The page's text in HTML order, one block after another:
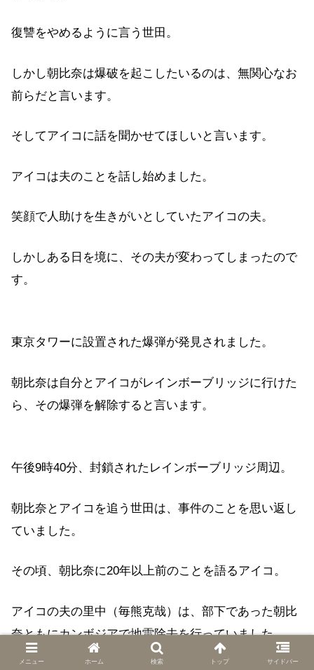
復讐をやめるように言う世田。
しかし朝比奈は爆破を起こしたいるのは、無関心なお
前らだと言います。
そしてアイコに話を聞かせてほしいと言います。
アイコは夫のことを話し始めました。
笑顔で人助けを生きがいとしていたアイコの夫。
しかしある日を境に、その夫が変わってしまったので
す。
東京タワーに設置された爆弾が発見されました。
朝比奈は自分とアイコがレインボーブリッジに行けた
ら、その爆弾を解除すると言います。
午後9時40分、封鎖されたレインボーブリッジ周辺。
朝比奈とアイコを追う世田は、事件のことを思い返し
ていました。
その頃、朝比奈に20年以上前のことを語るアイコ。
アイコの夫の里中（毎熊克哉）は、部下であった朝比
奈ともにカンボジアで地雷除去を行っていました。
メニュー ホーム 検索 トップ サイドバー